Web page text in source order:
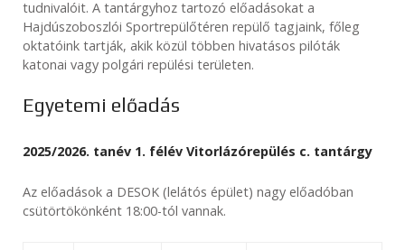
tudnivalóit. A tantárgyhoz tartozó előadásokat a
Hajdúszoboszlói Sportrepülőtéren repülő tagjaink, főleg
oktatóink tartják, akik közül többen hivatásos pilóták
katonai vagy polgári repülési területen.
Egyetemi előadás
2025/2026. tanév 1. félév Vitorlázórepülés c. tantárgy
Az előadások a DESOK (lelátós épület) nagy előadóban
csütörtökönként 18:00-tól vannak.